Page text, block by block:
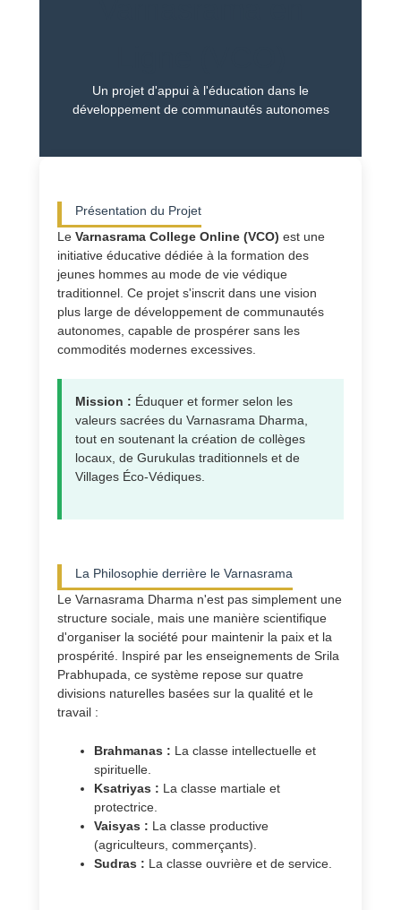
Un projet d'appui à l'éducation dans le
développement de communautés autonomes
Présentation du Projet
LeVarnasrama College Online (VCO) est une
initiative éducative dédiée à la formation des
jeunes hommes au mode de vie védique
traditionnel. Ce projet s'inscrit dans une vision
plus large de développement de communautés
autonomes, capable de prospérer sans les
commodités modernes excessives.
Mission : Éduquer et former selon les
valeurs sacrées du Varnasrama Dharma,
tout en soutenant la création de collèges
locaux, de Gurukulas traditionnels et de
Villages Éco-Védiques.
La Philosophie derrière le Varnasrama
Le Varnasrama Dharma n'est pas simplement une
structure sociale, mais une manière scientifique
d'organiser la société pour maintenir la paix et la
prospérité. Inspiré par les enseignements de Srila
Prabhupada, ce système repose sur quatre
divisions naturelles basées sur la qualité et le
travail :
Brahmanas : La classe intellectuelle et
spirituelle.
Ksatriyas : La classe martiale et
protectrice.
Vaisyas : La classe productive
(agriculteurs, commerçants).
Sudras : La classe ouvrière et de service.